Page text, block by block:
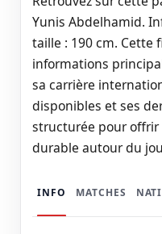
Yunis Abdelhamid.
taille : 190 cm. Cette
informations
sa carrière
disponibles et ses
structurée pour offrir
durable autour du
INFO MATCHES